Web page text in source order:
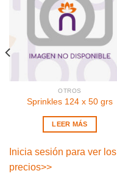
OTROS
Sprinkles 124 x 50 grs
LEER MÁS
Inicia sesión para ver los
precios>>